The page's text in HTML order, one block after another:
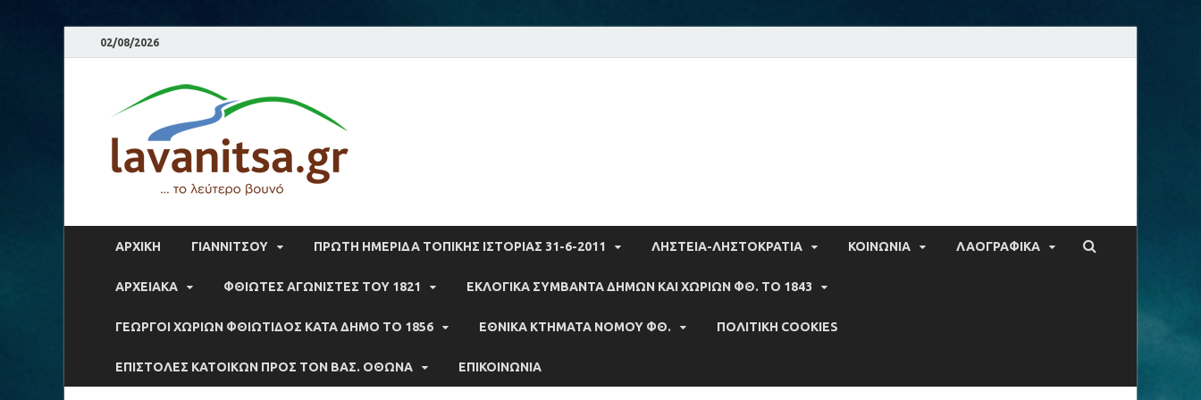
02/08/2026
ΑΡΧΙΚΉ ΓΙΑΝΝΙΤΣΟΥ ΠΡΩΤΗ ΗΜΕΡΙΔΑ ΤΟΠΙΚΗΣ ΙΣΤΟΡΙΑΣ 31-6-2011 ΛΗΣΤΕΙΑ-ΛΗΣΤΟΚΡΑΤΙΑ ΚΟΙΝΩΝΙΑ ΛΑΟΓΡΑΦΙΚΑ
ΑΡΧΕΙΑΚΆ ΦΘΙΩΤΕΣ ΑΓΩΝΙΣΤΕΣ ΤΟΥ 1821 ΕΚΛΟΓΙΚΑ ΣΥΜΒΆΝΤΑ ΔΗΜΩΝ ΚΑΙ ΧΩΡΙΩΝ ΦΘ. ΤΟ 1843
ΓΕΩΡΓΟΙ ΧΩΡΙΩΝ ΦΘΙΩΤΙΔΟΣ ΚΑΤΑ ΔΗΜΟ ΤΟ 1856 ΕΘΝΙΚΆ ΚΤΉΜΑΤΑ ΝΟΜΟΥ ΦΘ. ΠΟΛΙΤΙΚΉ COOKIES
ΕΠΙΣΤΟΛΕΣ ΚΑΤΟΙΚΩΝ ΠΡΟΣ ΤΟΝ ΒΑΣ. ΟΘΩΝΑ ΕΠΙΚΟΙΝΩΝΊΑ